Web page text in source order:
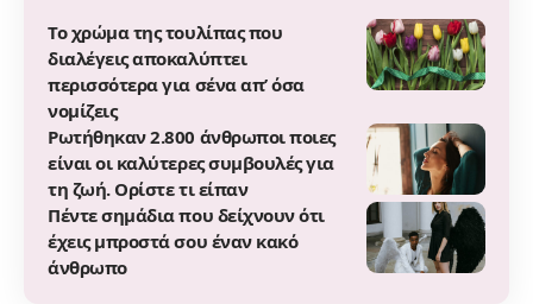
Το χρώμα της τουλίπας που
διαλέγεις αποκαλύπτει
περισσότερα για σένα απ’ όσα
νομίζεις
Ρωτήθηκαν 2.800 άνθρωποι ποιες
είναι οι καλύτερες συμβουλές για
τη ζωή. Ορίστε τι είπαν
Πέντε σημάδια που δείχνουν ότι
έχεις μπροστά σου έναν κακό
άνθρωπο